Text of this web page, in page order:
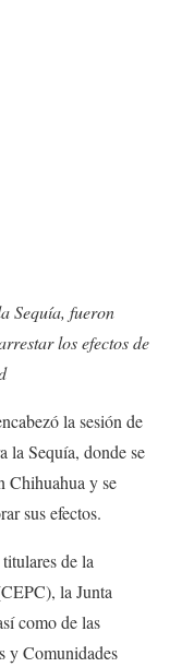
Sequía, fueron
los efectos de
la sesión de
la Sequía, donde se
Chihuahua y se
sus efectos.
de la
la Junta
como de las
y Comunidades